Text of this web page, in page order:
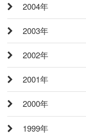
2004年
2003年
2002年
2001年
2000年
1999年